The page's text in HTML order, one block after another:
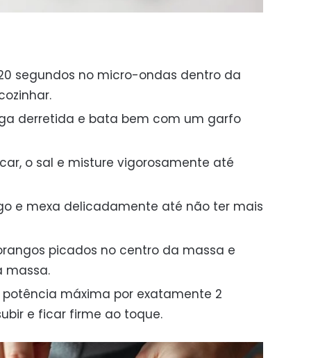
segundos no micro-ondas dentro da
derretida e bata bem com um garfo
o sal e misture vigorosamente até
e mexa delicadamente até não ter mais
picados no centro da massa e
massa.
máxima por exatamente 2
e ficar firme ao toque.